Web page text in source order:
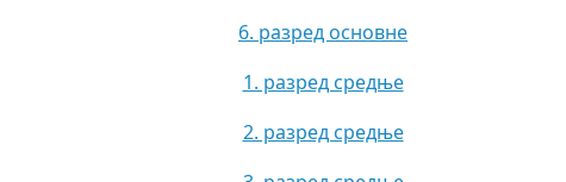
6. разред основне
1. разред средње
2. разред средње